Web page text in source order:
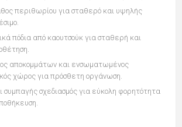
περιθωρίου για σταθερό και υψηλής
πόδια από καουτσούκ για σταθερή και
αποκομμάτων και ενσωματωμένος
χώρος για πρόσθετη οργάνωση.
συμπαγής σχεδιασμός για εύκολη φορητότητα